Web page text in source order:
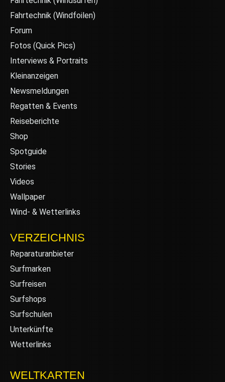
Fahrtechnik (Windfoilen)
Forum
Fotos (Quick Pics)
Interviews & Portraits
Kleinanzeigen
Newsmeldungen
Regatten & Events
Reiseberichte
Shop
Spotguide
Stories
Videos
Wallpaper
Wind- & Wetterlinks
VERZEICHNIS
Reparaturanbieter
Surfmarken
Surfreisen
Surfshops
Surfschulen
Unterkünfte
Wetterlinks
WELTKARTEN